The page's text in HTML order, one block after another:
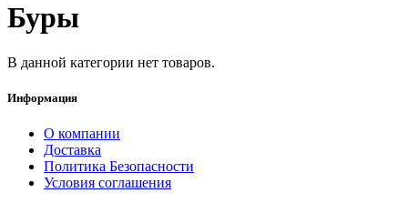
Буры
В данной категории нет товаров.
Информация
О компании
Доставка
Политика Безопасности
Условия соглашения